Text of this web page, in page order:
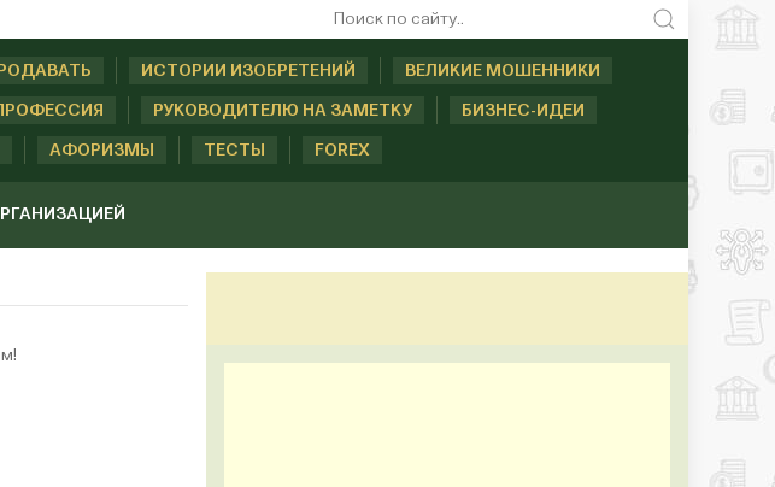
ИСТОРИИ ИЗОБРЕТЕНИЙ ВЕЛИКИЕ МОШЕННИКИ
РУКОВОДИТЕЛЮ НА ЗАМЕТКУ БИЗНЕС-ИДЕИ
АФОРИЗМЫ ТЕСТЫ FOREX